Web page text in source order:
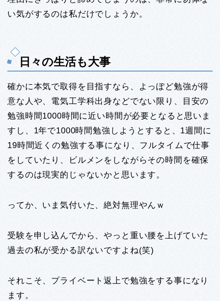
い気がするのは私だけでしょうか。
日々の生活も大事
確かに本気で取得を目指すなら、よっぽど勉強が得
意な人や、電気工学科出身などでない限り、目安の
勉強時間1000時間に近い時間が必要となると思いま
すし、1年で1000時間勉強しようとすると、1週間に
19時間近くの勉強する事になり、フルタイムで仕事
をしていたり、ビルメンをしながらその時間を確保
するのは現実的じゃないかと思います。
ってか、いま気付いた、絶対無理やんｗ
受験を申し込んでから、やっと重い腰を上げていた
過去の私が受かる訳ないですよね(笑)
それこそ、プライベート返上で勉強をする事になり
ます。